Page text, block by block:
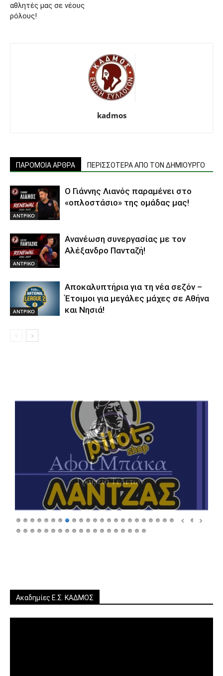
αθλητές μας σε νέους
ρόλους!
kadmos
ΠΑΡΟΜΟΙΑ ΑΡΘΡΑ ΠΕΡΙΣΣΟΤΕΡΑ ΑΠΟ ΤΟΝ ΔΗΜΙΟΥΡΓΟ
ΑΝTΡΙΚΟ
Ο Γιάννης Λιανός παραμένει στο
«οπλοστάσιο» της ομάδας μας!
ΑΝTΡΙΚΟ
Ανανέωση συνεργασίας με τον
Αλέξανδρο Πανταζή!
ΑΝTΡΙΚΟ
Αποκαλυπτήρια για τη νέα σεζόν –
Έτοιμοι για μεγάλες μάχες σε Αθήνα
και Νησιά!
Ακαδημίες Ε.Σ. ΚΑΔΜΟΣ